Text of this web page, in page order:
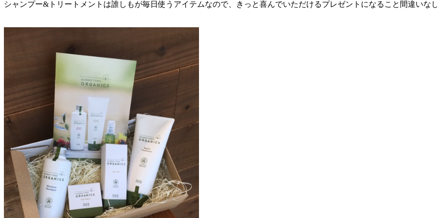
シャンプー&トリートメントは誰しもが毎日使うアイテムなので、きっと喜んでいただけるプレゼントになること間違いな